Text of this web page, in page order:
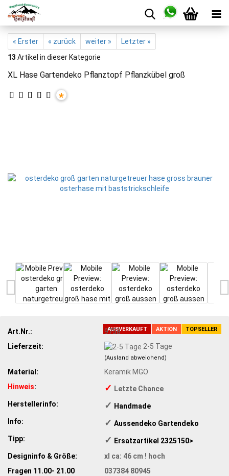
« Erster « zurück weiter »
Letzter »
13 Artikel in dieser Kategorie
XL Hase Gartendeko Pflanztopf Pflanzkübel groß
*
AUSVERKAUFT AKTION TOPSELLER
Art.Nr.:
9758
Lieferzeit:
2-5 Tage
(Ausland abweichend)
Material:
Keramik MGO
Hinweis: ✓ Letzte Chance
Herstellerinfo:
✓ ​Handmade
Info:
✓ Aussendeko Gartendeko
Tipp:
✓ Ersatzartikel ​2325150>
Designinfo & Größe:
xl ca: 46 cm ! hoch
Fragen 11.00- 21.00
037384 80945